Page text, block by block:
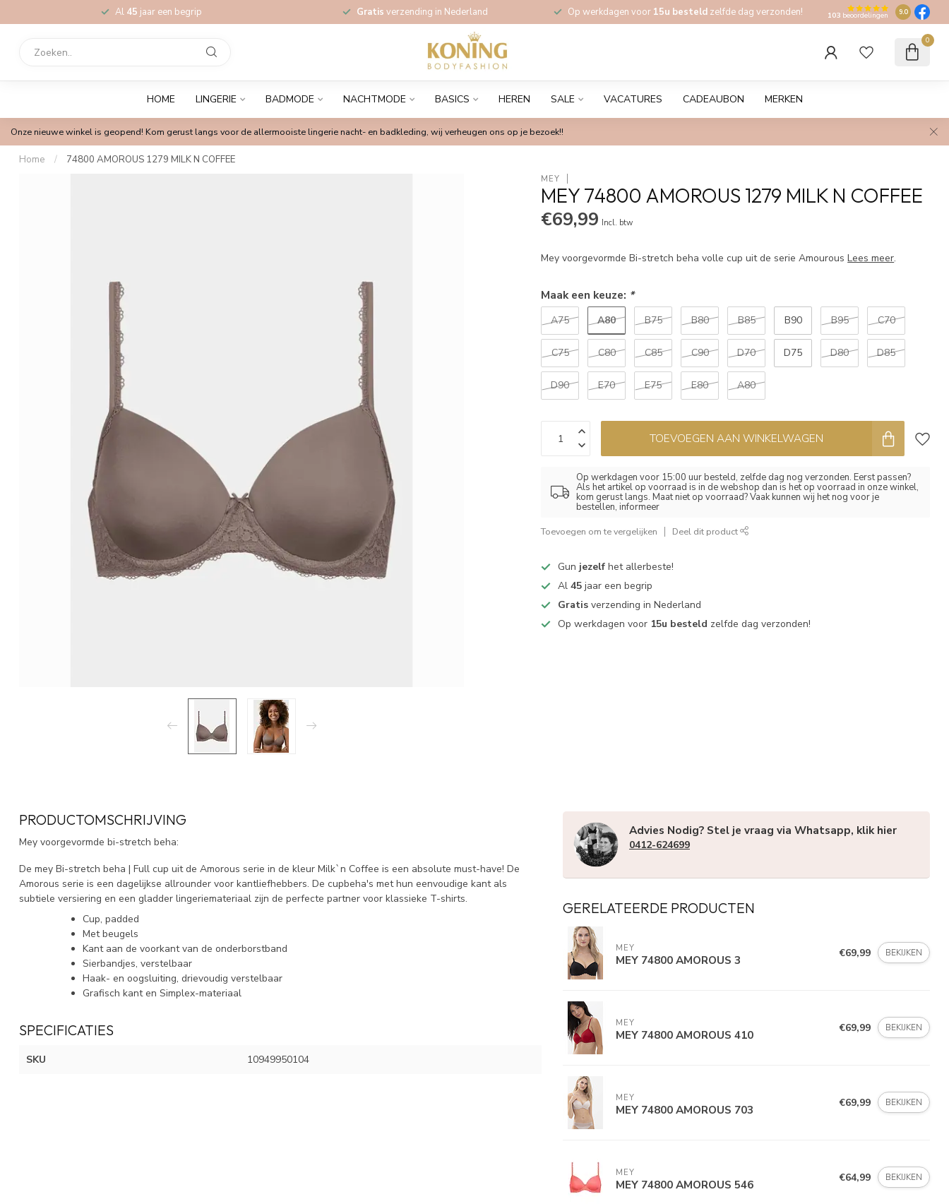
Al 45 jaar een begrip Gratis verzending in Nederland Op werkdagen voor 15u besteld zelfde dag verzonden! 103 beoordelingen 9.0
0
HOME LINGERIE BADMODE NACHTMODE BASICS HEREN SALE VACATURES CADEAUBON MERKEN
Onze nieuwe winkel is geopend! Kom gerust langs voor de allermooiste lingerie nacht- en badkleding, wij verheugen ons op je bezoek!!
Home / 74800 AMOROUS 1279 MILK N COFFEE
MEY
MEY 74800 AMOROUS 1279 MILK N COFFEE
€69,99 Incl. btw
Mey voorgevormde Bi-stretch beha volle cup uit de serie AmourousLees meer.
Maak een keuze: *
A75 A80 B75 B80 B85 B90 B95 C70
C75 C80 C85 C90 D70 D75 D80 D85
D90 E70 E75 E80 A80
TOEVOEGEN AAN WINKELWAGEN
Op werkdagen voor 15:00 uur besteld, zelfde dag nog verzonden. Eerst passen?
Als het artikel op voorraad is in de webshop dan is het op voorraad in onze winkel,
kom gerust langs. Maat niet op voorraad? Vaak kunnen wij het nog voor je
bestellen, informeer
Toevoegen om te vergelijken Deel dit product
Gun jezelf het allerbeste!
Al45 jaar een begrip
Gratis verzending in Nederland
Op werkdagen voor 15u besteld zelfde dag verzonden!
PRODUCTOMSCHRIJVING
Mey voorgevormde bi-stretch beha:
De mey Bi-stretch beha | Full cup uit de Amorous serie in de kleur Milk`n Coffee is een absolute must-have! De
Amorous serie is een dagelijkse allrounder voor kantliefhebbers. De cupbeha's met hun eenvoudige kant als
subtiele versiering en een gladder lingeriemateriaal zijn de perfecte partner voor klassieke T-shirts.
Cup, padded
Met beugels
Kant aan de voorkant van de onderborstband
Sierbandjes, verstelbaar
Haak- en oogsluiting, drievoudig verstelbaar
Grafisch kant en Simplex-materiaal
SPECIFICATIES
SKU 10949950104
Advies Nodig? Stel je vraag via Whatsapp, klik hier
0412-624699
GERELATEERDE PRODUCTEN
MEY
MEY 74800 AMOROUS 3 €69,99 BEKIJKEN
MEY
MEY 74800 AMOROUS 410 €69,99 BEKIJKEN
MEY
MEY 74800 AMOROUS 703 €69,99 BEKIJKEN
MEY
MEY 74800 AMOROUS 546 €64,99 BEKIJKEN